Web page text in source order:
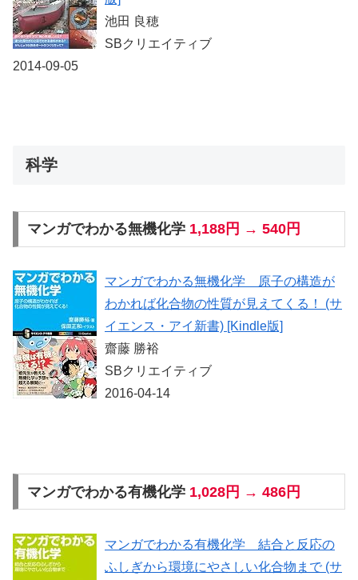
池田 良穂
SBクリエイティブ
2014-09-05
科学
マンガでわかる無機化学 1,188円 → 540円
マンガでわかる無機化学 原子の構造が
わかれば化合物の性質が見えてくる！ (サ
イエンス・アイ新書) [Kindle版]
齋藤 勝裕
SBクリエイティブ
2016-04-14
マンガでわかる有機化学 1,028円 → 486円
マンガでわかる有機化学 結合と反応の
ふしぎから環境にやさしい化合物まで (サ